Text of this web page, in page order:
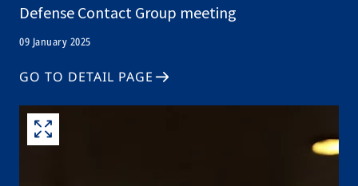
Defense Contact Group meeting
09 January 2025
GO TO DETAIL PAGE